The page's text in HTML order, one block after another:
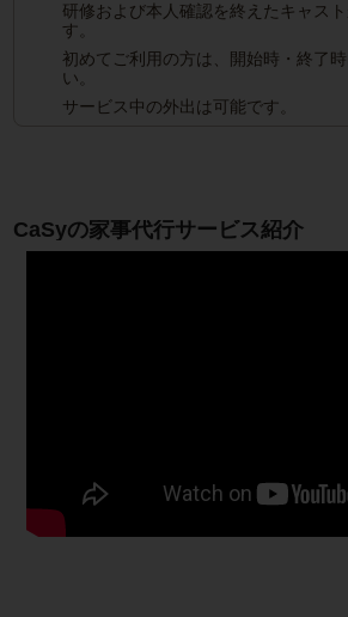
研修および本人確認を終えたキャス
す。
初めてご利用の方は、開始時・終了
い。
サービス中の外出は可能です。
CaSyの家事代行サービス紹介